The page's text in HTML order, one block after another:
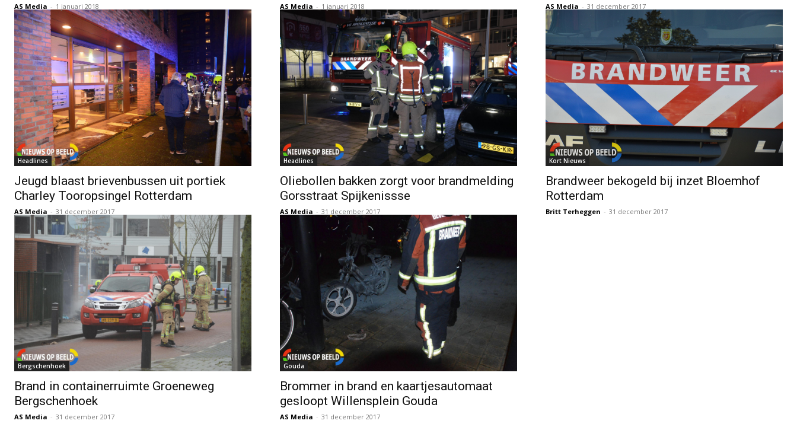
AS Media - 1 januari 2018 AS Media - 1 januari 2018 AS Media - 31 december 2017
Headlines
Jeugd blaast brievenbussen uit portiek
Charley Tooropsingel Rotterdam
AS Media - 31 december 2017
Headlines
Oliebollen bakken zorgt voor brandmelding
Gorsstraat Spijkenissse
AS Media - 31 december 2017
Kort Nieuws
Brandweer bekogeld bij inzet Bloemhof
Rotterdam
Britt Terheggen - 31 december 2017
Bergschenhoek
Brand in containerruimte Groeneweg
Bergschenhoek
AS Media - 31 december 2017
Gouda
Brommer in brand en kaartjesautomaat
gesloopt Willensplein Gouda
AS Media - 31 december 2017